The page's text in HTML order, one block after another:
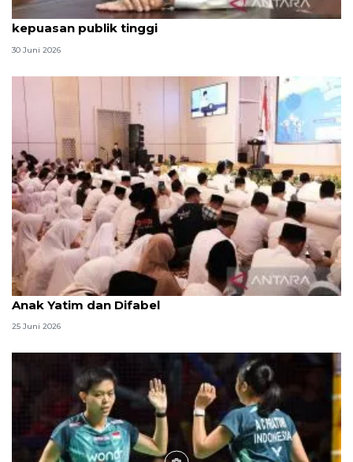
Qodari: Pemerintah tak puas diri meski tingkat
kepuasan publik tinggi
30 Juni 2026
Menag jadikan setiap 10 Muharam sebagai Lebaran
Anak Yatim dan Difabel
25 Juni 2026